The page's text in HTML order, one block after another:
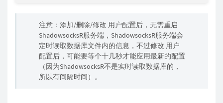
注意：添加/删除/修改 用户配置后，无需重启
ShadowsocksR服务端，ShadowsocksR服务端会
定时读取数据库文件内的信息，不过修改 用户
配置后，可能要等个十几秒才能应用最新的配置
（因为ShadowsocksR不是实时读取数据库的，
所以有间隔时间）。